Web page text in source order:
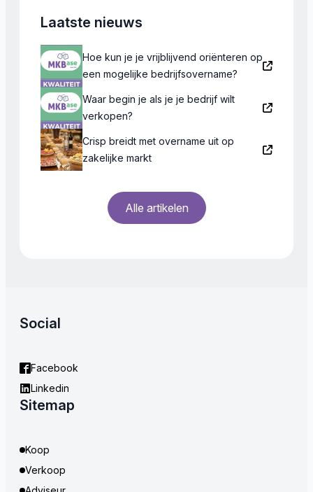
Laatste nieuws
Hoe kun je je vrijblijvend oriënteren op
een mogelijke bedrijfsovername?
Waar begin je als je je bedrijf wilt
verkopen?
Crisp breidt met overname uit op
zakelijke markt
Alle artikelen
Social
Facebook
Linkedin
Sitemap
Koop
Verkoop